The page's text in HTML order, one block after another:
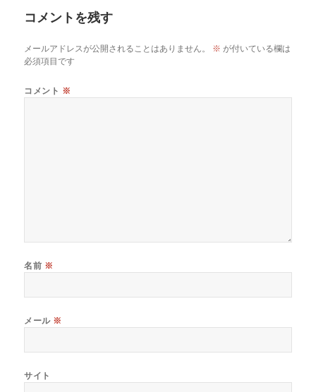
コメントを残す
メールアドレスが公開されることはありません。 ※ が付いている欄は
必須項目です
コメント ※
名前 ※
メール ※
サイト